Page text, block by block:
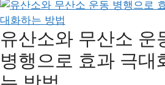
유산소와 무산소 운
병행으로 효과 극대